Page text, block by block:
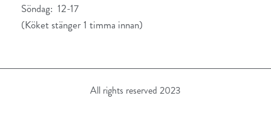
Söndag: 12-17
(Köket stänger 1 timma innan)
All rights reserved 2023